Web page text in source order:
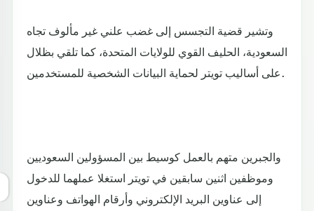
وتشير قضية التجسس إلى غضب علني غير مألوف تجاه
السعودية، الحليف القوي للولايات المتحدة، كما تلقي بظلال
على أساليب تويتر لحماية البيانات الشخصية للمستخدمين.
والجبرين متهم بالعمل كوسيط بين المسؤولين السعوديين
وموظفين اثنين سابقين في تويتر استغلا عملهما للدخول
إلى عناوين البريد الإلكتروني وأرقام الهواتف وعناوين